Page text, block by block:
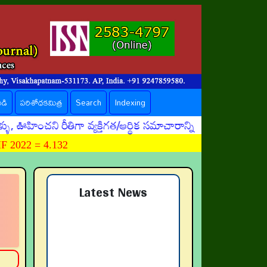
పరిశోధకమిత్ర Search Indexing
రీతిగా వ్యక్తిగత/ఆర్థిక సమాచారాన్ని దొంగిలించే
= 4.132
Latest News